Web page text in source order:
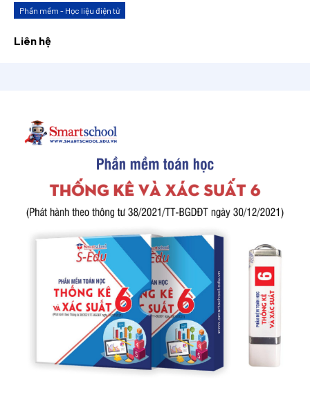
Phần mềm - Học liệu điện tử
Liên hệ